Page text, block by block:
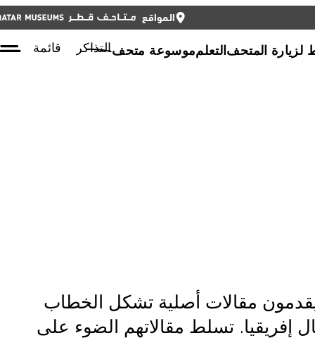
المواقع
المتحفالتعلمموسوعة متحفالتذاكر قائمة
مقالات أصلية تشكل الخطاب
تسلط مقالاتهم الضوء على
التذاكر ENGLISH أغلق
أغلق